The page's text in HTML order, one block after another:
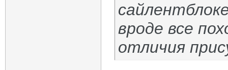
вроде все
отличия